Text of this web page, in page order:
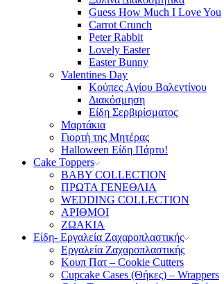
Guess How Much I Love You
Carrot Crunch
Peter Rabbit
Lovely Easter
Easter Bunny
Valentines Day
Κούπες Aγίου Βαλεντίνου
Διακόσμηση
Είδη Σερβιρίσματος
Μαρτάκια
Γιορτή της Μητέρας
Halloween Είδη Πάρτυ!
Cake Toppers
BABY COLLECTION
ΠΡΩΤΑ ΓΕΝΕΘΛΙΑ
WEDDING COLLECTION
ΑΡΙΘΜΟΙ
ΖΩΑΚΙΑ
Είδη- Εργαλεία Ζαχαροπλαστικής
Εργαλεία Ζαχαροπλαστικής
Κουπ Πατ – Cookie Cutters
Cupcake Cases (Θήκες) – Wrappers